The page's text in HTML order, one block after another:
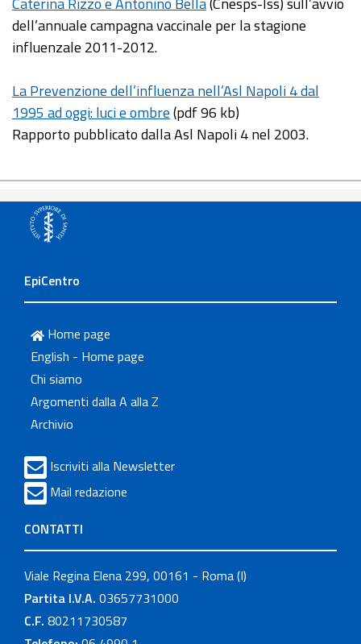
dell’annuale campagna vaccinale per la stagione
influenzale 2011-2012.
La Prevenzione dell’influenza nell’Asl Napoli 4 dal
1995 ad oggi: luci e ombre(pdf 96 kb)
Rapporto pubblicato dalla Asl Napoli 4 nel 2003.
EpiCentro
Home page
English - Home page
Chi siamo
Argomenti dalla A alla Z
Archivio
Iscriviti alla Newsletter
Mail redazione
CONTATTI
Viale Regina Elena 299, 00161 - Roma (I)
Partita I.V.A. 03657731000
C.F. 80211730587